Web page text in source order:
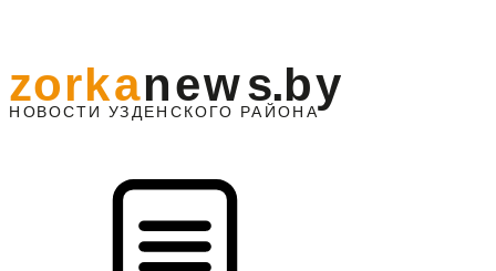
НО ВОСТИ УЗДЕНС КО ГО РАЙОНА
zorkanews.by